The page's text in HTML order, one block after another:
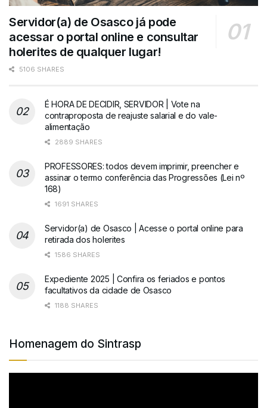
Servidor(a) de Osasco já pode
acessar o portal online e consultar
holerites de qualquer lugar!
5106 SHARES
É HORA DE DECIDIR, SERVIDOR | Vote na
contraproposta de reajuste salarial e do vale-
alimentação
2889 SHARES
PROFESSORES: todos devem imprimir, preencher e
assinar o termo conferência das Progressões (Lei nº
168)
1691 SHARES
Servidor(a) de Osasco | Acesse o portal online para
retirada dos holerites
1586 SHARES
Expediente 2025 | Confira os feriados e pontos
facultativos da cidade de Osasco
1188 SHARES
Homenagem do Sintrasp